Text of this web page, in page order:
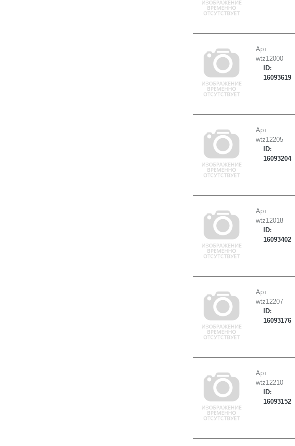
Арт.
wtz12000
ID:
16093619
Арт.
wtz12205
ID:
16093204
Арт.
wtz12018
ID:
16093402
Арт.
wtz12207
ID:
16093176
Арт.
wtz12210
ID:
16093152